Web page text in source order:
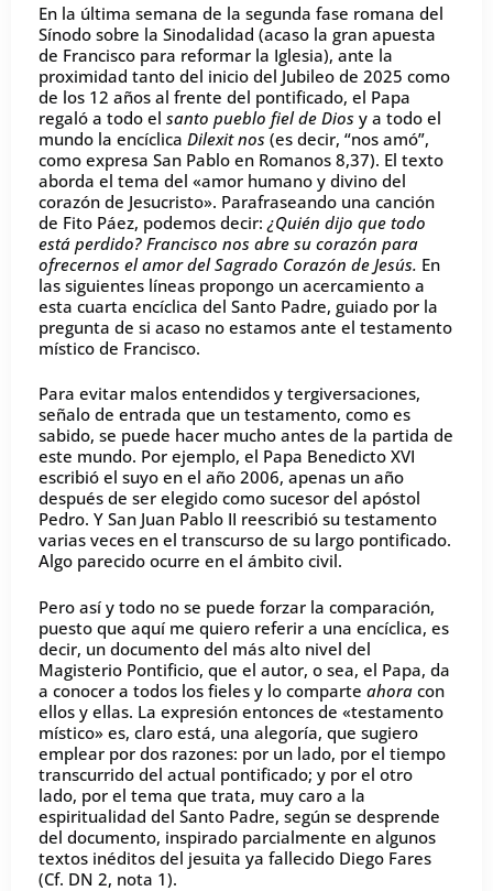
En la última semana de la segunda fase romana del
Sínodo sobre la Sinodalidad (acaso la gran apuesta
de Francisco para reformar la Iglesia), ante la
proximidad tanto del inicio del Jubileo de 2025 como
de los 12 años al frente del pontificado, el Papa
regaló a todo el santo pueblo fiel de Dios y a todo el
mundo la encíclica Dilexit nos (es decir, “nos amó”,
como expresa San Pablo en Romanos 8,37). El texto
aborda el tema del «amor humano y divino del
corazón de Jesucristo». Parafraseando una canción
de Fito Páez, podemos decir: ¿Quién dijo que todo
está perdido? Francisco nos abre su corazón para
ofrecernos el amor del Sagrado Corazón de Jesús. En
las siguientes líneas propongo un acercamiento a
esta cuarta encíclica del Santo Padre, guiado por la
pregunta de si acaso no estamos ante el testamento
místico de Francisco.
Para evitar malos entendidos y tergiversaciones,
señalo de entrada que un testamento, como es
sabido, se puede hacer mucho antes de la partida de
este mundo. Por ejemplo, el Papa Benedicto XVI
escribió el suyo en el año 2006, apenas un año
después de ser elegido como sucesor del apóstol
Pedro. Y San Juan Pablo II reescribió su testamento
varias veces en el transcurso de su largo pontificado.
Algo parecido ocurre en el ámbito civil.
Pero así y todo no se puede forzar la comparación,
puesto que aquí me quiero referir a una encíclica, es
decir, un documento del más alto nivel del
Magisterio Pontificio, que el autor, o sea, el Papa, da
a conocer a todos los fieles y lo comparte ahora con
ellos y ellas. La expresión entonces de «testamento
místico» es, claro está, una alegoría, que sugiero
emplear por dos razones: por un lado, por el tiempo
transcurrido del actual pontificado; y por el otro
lado, por el tema que trata, muy caro a la
espiritualidad del Santo Padre, según se desprende
del documento, inspirado parcialmente en algunos
textos inéditos del jesuita ya fallecido Diego Fares
(Cf. DN 2, nota 1).